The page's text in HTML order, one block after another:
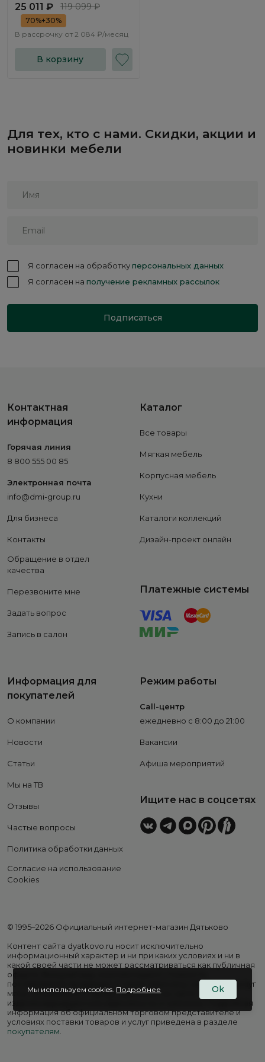
25 011 ₽ 119 099 ₽
70%+30%
В рассрочку от 2 084 ₽/месяц
В корзину
Для тех, кто с нами. Скидки, акции и
новинки мебели
Я согласен на обработкуперсональных данных
Я согласен на получение рекламных рассылок
Подписаться
Контактная
информация
Горячая линия
8 800 555 00 85
Электронная почта
info@dmi-group.ru
Для бизнеса
Контакты
Обращение в отдел
качества
Перезвоните мне
Задать вопрос
Запись в салон
Каталог
Все товары
Мягкая мебель
Корпусная мебель
Кухни
Каталоги коллекций
Дизайн-проект онлайн
Платежные системы
Информация для
покупателей
О компании
Новости
Статьи
Мы на ТВ
Отзывы
Частые вопросы
Политика обработки данных
Согласие на использование
Cookies
Режим работы
Call-центр
ежедневно с 8:00 до 21:00
Вакансии
Афиша мероприятий
Ищите нас в соцсетях
© 1995–2026 Официальный интернет-магазин Дятьково
Контент сайта dyatkovo.ru носит исключительно
информационный характер и ни при каких условиях и ни в
какой своей части не может рассматриваться как публичная
оферта. Внешний вид, комплектация и стоимость
поставляемой продукции, а также перечень сервисных услуг
могут отличаться от представленных на сайте. Цены на
изделия варьируются в зависимости от региона. Подробная
информация об официальном торговом представителе и
условиях поставки товаров и услуг приведена в разделе
покупателям.
Мы используем cookies. Подробнее Ok